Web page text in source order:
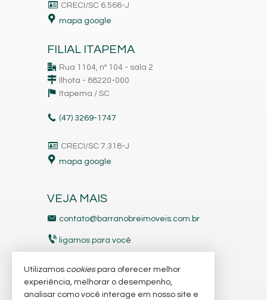
CRECI/SC 6.566-J
mapa google
FILIAL ITAPEMA
Rua 1104, nº 104 - sala 2
Ilhota - 88220-000
Itapema / SC
(47) 3269-1747
CRECI/SC 7.318-J
mapa google
VEJA MAIS
contato@barranobreimoveis.com.br
ligamos para você
indicadores financeiros
Utilizamos cookiespara oferecer melhor
experiência, melhorar o desempenho,
analisar como você interage em nosso site e